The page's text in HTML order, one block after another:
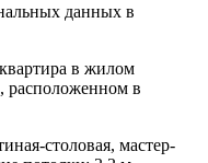
данных в
в жилом
расположенном в
столовая, мастер-